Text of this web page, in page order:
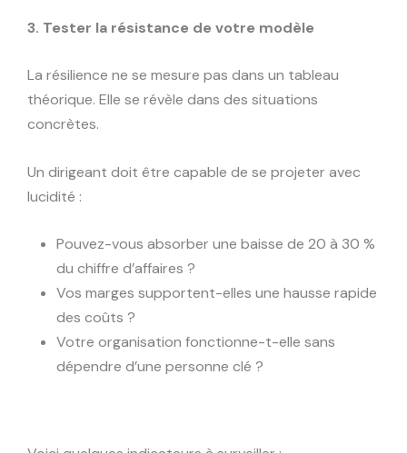
3. Tester la résistance de votre modèle
La résilience ne se mesure pas dans un tableau
théorique. Elle se révèle dans des situations
concrètes.
Un dirigeant doit être capable de se projeter avec
lucidité :
Pouvez-vous absorber une baisse de 20 à 30 %
du chiffre d’affaires ?
Vos marges supportent-elles une hausse rapide
des coûts ?
Votre organisation fonctionne-t-elle sans
dépendre d’une personne clé ?